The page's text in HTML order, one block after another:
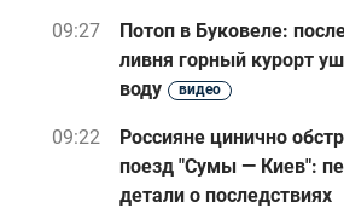
09:27
Потоп в Буковеле:
ливня горный курорт
воду
видео
09:22
Россияне цинично
поезд "Сумы — Киев":
детали о последствиях